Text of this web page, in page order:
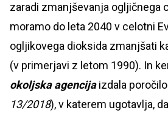
zaradi zmanjševanja ogljičnega
moramo do leta 2040 v celotni
ogljikovega dioksida zmanjšati
(v primerjavi z letom 1990). In
okoljska agencijaizdala
13/2018), v katerem ugotavlja,